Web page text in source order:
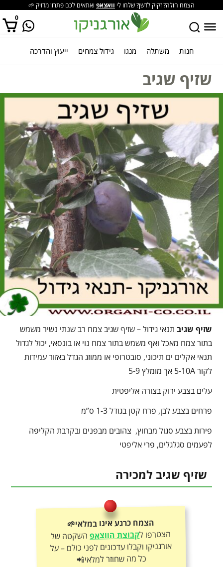
הצמח חולה? זקוק לדשן? שלחו לי וואצאפ ואתאים לכם פתרון מדויק 🌱
0
אין מוצרים בסל הקניות. חנות משתלה מנגו גידול צמחים ייעוץ והדרכה
שזיף שגיב
שזיף שגיב תנאי גידול – שזיף שגיב צמח רב שנתי נשיר משמש
בתור צמח מאכל ואף משמש בתור צמח נוי או בונסאי, יכול לגדול
תנאי אקלים ים תיכוני, סובטרופי או ממוזג הגדל באזור עמידות
לקור 5-10A אך מומלץ 5-9
עלים בצבע ירוק בצורה אליפטית
פרחים בצבע לבן, פרח קטן בגודל 1-3 ס”מ
פירות בצבע סגול מבחוץ, צהובים מבפנים ובקרבת הקליפה
לפעמים סגלגלים, פרי אליפטי
שזיף שגיב למכירה
הצמח כרגע אינו במלאי🌱
הצטרפו לקבוצת הווצאפהשקטה של
אורגניקו וקבלו עדכונים לפני כולם – על
כל מה שחוזר למלאי📲